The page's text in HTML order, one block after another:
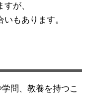
が、
もあります。
問、教養を持つこ